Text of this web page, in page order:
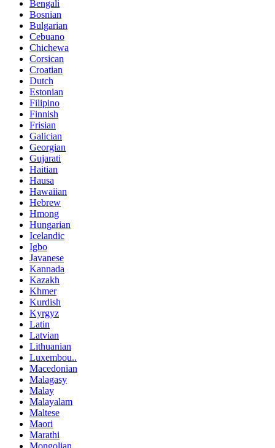
Bengali
Bosnian
Bulgarian
Cebuano
Chichewa
Corsican
Croatian
Dutch
Estonian
Filipino
Finnish
Frisian
Galician
Georgian
Gujarati
Haitian
Hausa
Hawaiian
Hebrew
Hmong
Hungarian
Icelandic
Igbo
Javanese
Kannada
Kazakh
Khmer
Kurdish
Kyrgyz
Latin
Latvian
Lithuanian
Luxembou..
Macedonian
Malagasy
Malay
Malayalam
Maltese
Maori
Marathi